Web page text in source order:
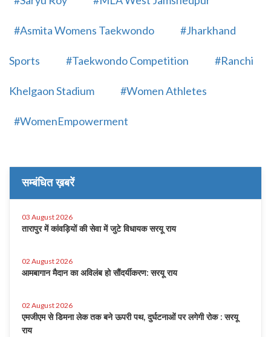
#Asmita Womens Taekwondo #Jharkhand
Sports #Taekwondo Competition #Ranchi
Khelgaon Stadium #Women Athletes
#WomenEmpowerment
सम्बंधित ख़बरें
03 August 2026
तारापुर में कांवड़ियों की सेवा में जुटे विधायक सरयू राय
02 August 2026
आमबागान मैदान का अविलंब हो सौंदर्यीकरण: सरयू राय
02 August 2026
एमजीएम से डिमना लेक तक बने ऊपरी पथ, दुर्घटनाओं पर लगेगी रोक : सरयू
राय